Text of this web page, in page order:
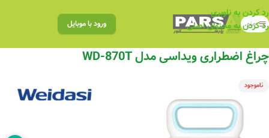
رد کردن به ناوبری
رد کردن به محتوای اصلی
منو ورود با موبایل
چراغ اضطراری ویداسی مدل WD-870T
ناموجود